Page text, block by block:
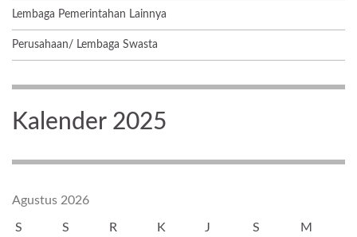
Lembaga Pemerintahan Lainnya
Perusahaan/ Lembaga Swasta
Kalender 2025
Agustus 2026
S S R K J S M